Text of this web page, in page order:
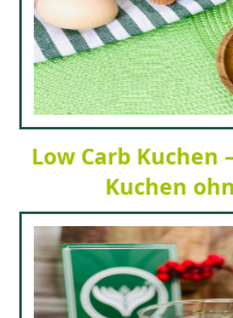
Low Carb Kuchen
Kuchen